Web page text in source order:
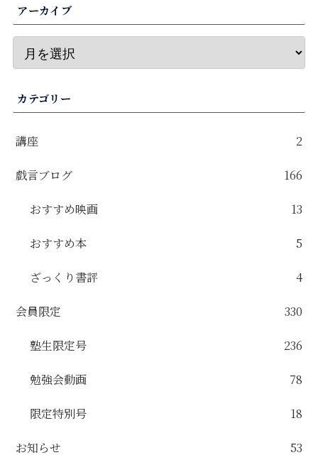
アーカイブ
カテゴリー
講座 2
戯言ブログ 166
おすすめ映画 13
おすすめ本 5
ざっくり書評 4
会員限定 330
塾生限定号 236
勉強会動画 78
限定特別号 18
お知らせ 53